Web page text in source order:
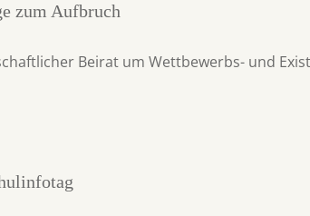
zum Aufbruch
Beirat um Wettbewerbs- und